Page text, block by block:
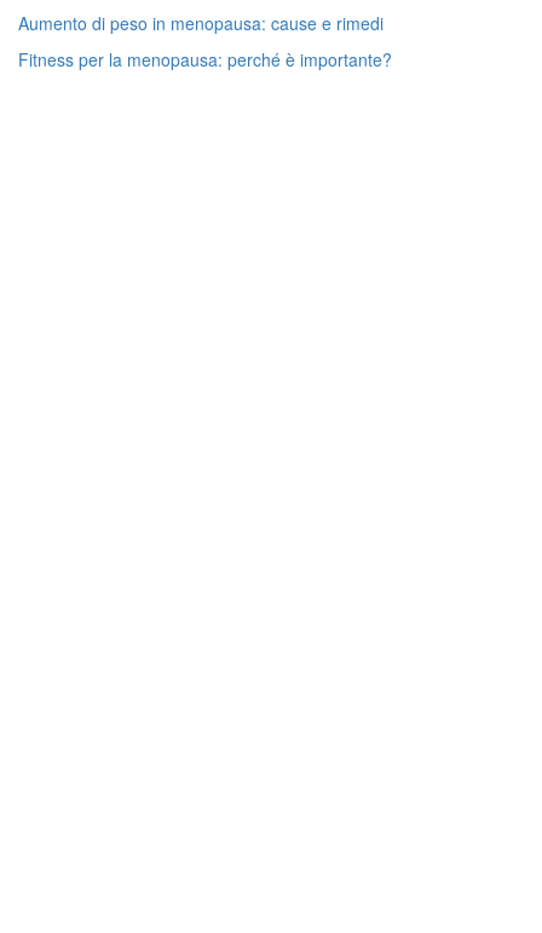
Aumento di peso in menopausa: cause e rimedi
Fitness per la menopausa: perché è importante?